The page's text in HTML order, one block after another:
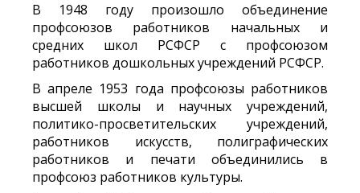
В 1948 году произошло объединение
профсоюзов работников начальных и
средних школ РСФСР с профсоюзом
работников дошкольных учреждений РСФСР.
В апреле 1953 года профсоюзы работников
высшей школы и научных учреждений,
политико-просветительских учреждений,
работников искусств, полиграфических
работников и печати объединились в
профсоюз работников культуры.